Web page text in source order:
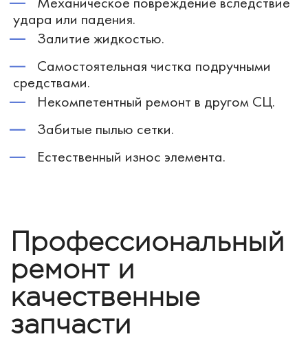
удара или падения.
Залитие жидкостью.
Самостоятельная чистка подручными
средствами.
Некомпетентный ремонт в другом СЦ.
Забитые пылью сетки.
Естественный износ элемента.
Профессиональный
ремонт и
качественные
запчасти